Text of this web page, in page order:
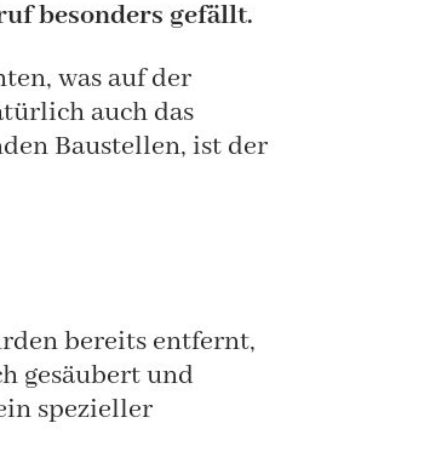
besonders gefällt.
was auf der
auch das
Baustellen, ist der
bereits entfernt,
gesäubert und
spezieller